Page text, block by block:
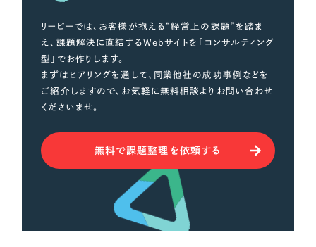
リーピーでは、お客様が抱える“経営上の課題”を踏ま
え、課題解決に直結するWebサイトを「コンサルティング
型」でお作りします。
まずはヒアリングを通して、同業他社の成功事例などを
ご紹介しますので、お気軽に無料相談よりお問い合わせ
くださいませ。
無料で課題整理を依頼する